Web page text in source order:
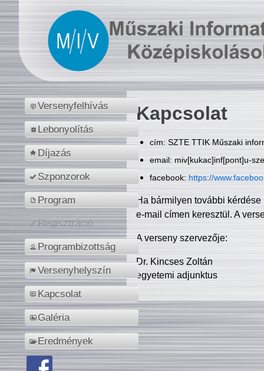
Versenyfelhívás
Lebonyolítás
Díjazás
Szponzorok
Program
Regisztráció
Programbizottság
Versenyhelyszín
Kapcsolat
Galéria
Eredmények
Kapcsolat
cím: SZTE TTIK Műszaki
email: miv[kukac]inf[pont]u-
facebook: https://
Ha bármilyen további
e-mail címen keresztül. A
A verseny szervezője:
Dr. Kincses Zoltán
egyetemi adjunktus